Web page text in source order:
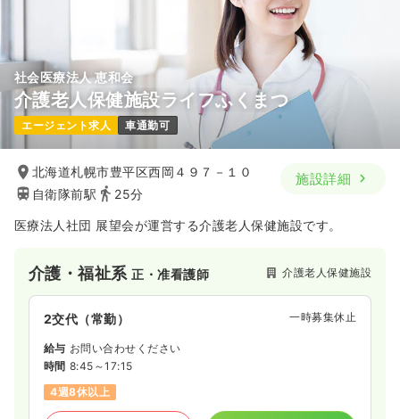
社会医療法人 恵和会
介護老人保健施設ライフふくまつ
エージェント求人 車通勤可
北海道札幌市豊平区西岡４９７－１０
自衛隊前駅
25分
施設詳細
医療法人社団 展望会が運営する介護老人保健施設です。
介護・福祉系正・准看護師 介護老人保健施設
2交代（常勤） 一時募集休止
給与 お問い合わせください
時間 8:45～17:15
4週8休以上